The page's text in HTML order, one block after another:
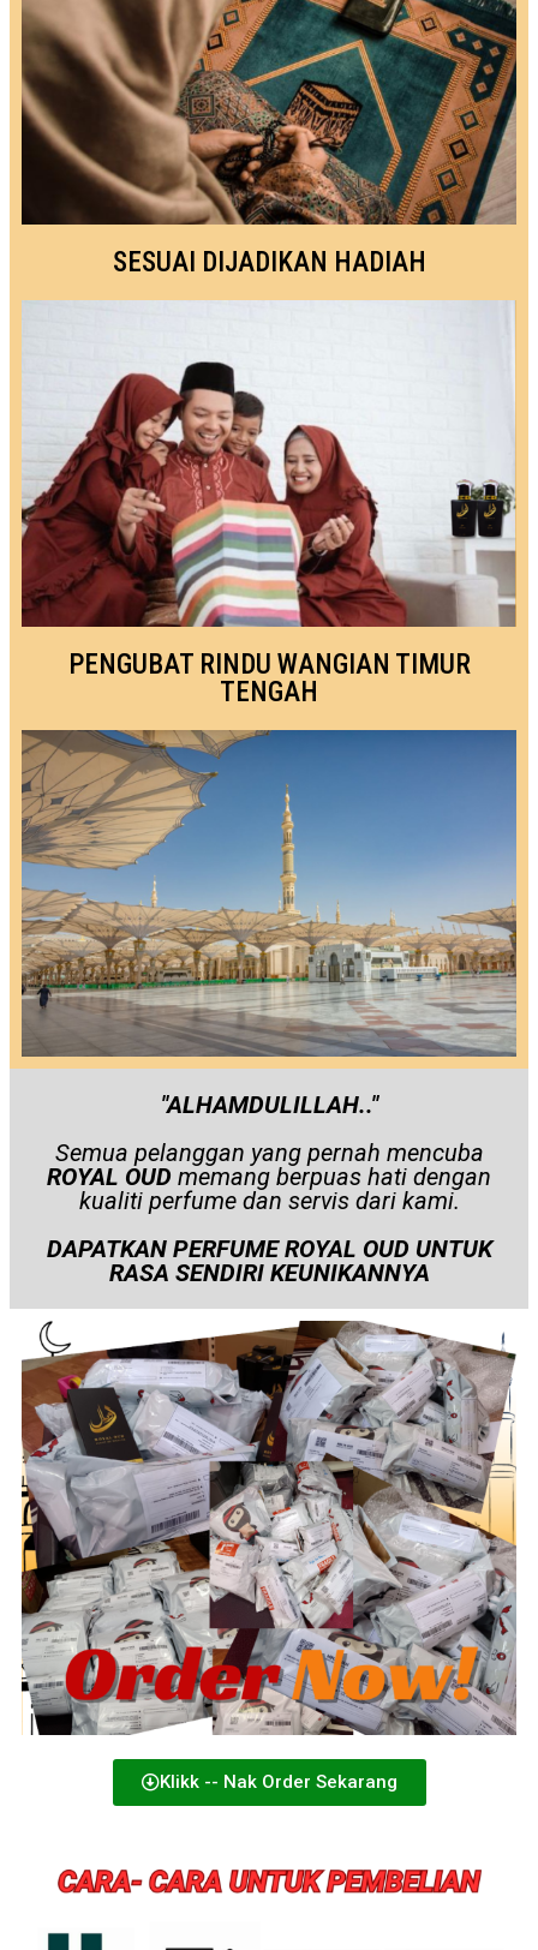
SESUAI DIJADIKAN HADIAH
PENGUBAT RINDU WANGIAN TIMUR
TENGAH
"ALHAMDULILLAH.."
Semua pelanggan yang pernah mencuba
ROYAL OUD memang berpuas hati dengan
kualiti perfume dan servis dari kami.
DAPATKAN PERFUME ROYAL OUD UNTUK
RASA SENDIRI KEUNIKANNYA
Klikk -- Nak Order Sekarang